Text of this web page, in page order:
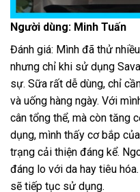
Người dùng: Minh Tuấn
Đánh giá: Mình đã thử
nhưng chỉ khi sử dụng
sự. Sữa rất dễ dùng, chỉ
và uống hàng ngày. Với
cân tổng thể, mà còn tăng
dụng, mình thấy cơ bắp
trạng cải thiện đáng kể.
đáng lo với da hay tiêu
sẽ tiếp tục sử dụng.